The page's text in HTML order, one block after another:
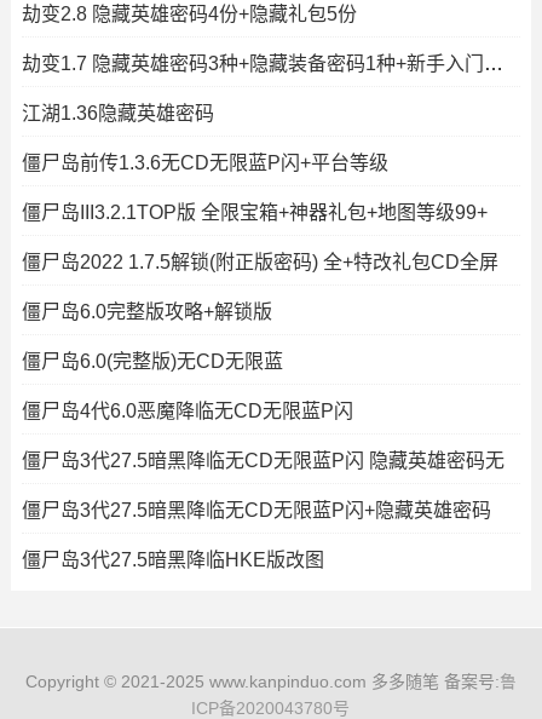
劫变2.8 隐藏英雄密码4份+隐藏礼包5份
劫变1.7 隐藏英雄密码3种+隐藏装备密码1种+新手入门攻略+解锁版
江湖1.36隐藏英雄密码
僵尸岛前传1.3.6无CD无限蓝P闪+平台等级
僵尸岛III3.2.1TOP版 全限宝箱+神器礼包+地图等级99+
僵尸岛2022 1.7.5解锁(附正版密码) 全+特改礼包CD全屏
僵尸岛6.0完整版攻略+解锁版
僵尸岛6.0(完整版)无CD无限蓝
僵尸岛4代6.0恶魔降临无CD无限蓝P闪
僵尸岛3代27.5暗黑降临无CD无限蓝P闪 隐藏英雄密码无
僵尸岛3代27.5暗黑降临无CD无限蓝P闪+隐藏英雄密码
僵尸岛3代27.5暗黑降临HKE版改图
Copyright © 2021-2025 www.kanpinduo.com 多多随笔 备案号:鲁
ICP备2020043780号